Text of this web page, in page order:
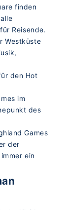
finden
Reisende.
Westküste
den Hot
im
des
Games
der
ein